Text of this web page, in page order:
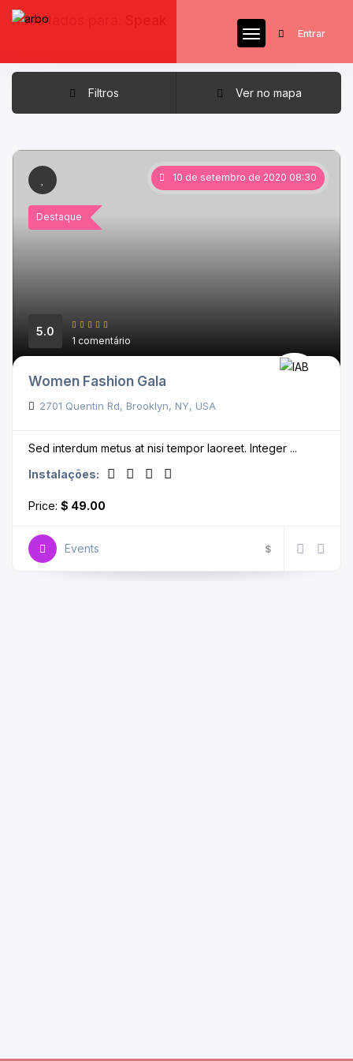
Entrar
Resultados para:
Filtros Ver no mapa
Destaque
10 de setembro de 2020 08:30
5.0
1 comentário
Women Fashion Gala
2701 Quentin Rd, Brooklyn, NY, USA
Sed interdum metus at nisi tempor laoreet. Integer ...
Instalações:
Price: $ 49.00
Events $